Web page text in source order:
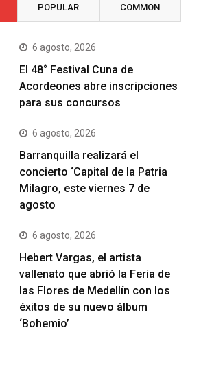
POPULAR COMMON
6 agosto, 2026
El 48° Festival Cuna de
Acordeones abre inscripciones
para sus concursos
6 agosto, 2026
Barranquilla realizará el
concierto ‘Capital de la Patria
Milagro, este viernes 7 de
agosto
6 agosto, 2026
Hebert Vargas, el artista
vallenato que abrió la Feria de
las Flores de Medellín con los
éxitos de su nuevo álbum
‘Bohemio’